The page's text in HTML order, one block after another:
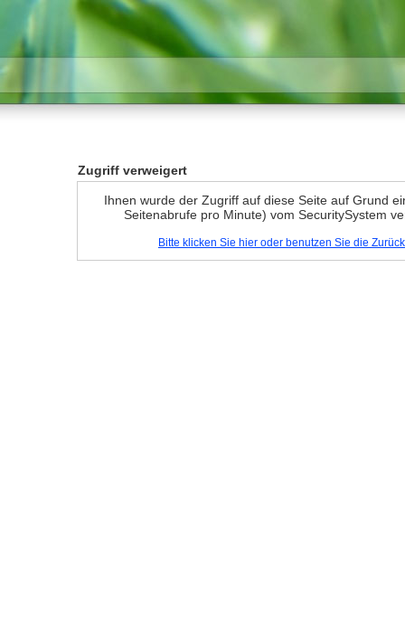
Zugriff verweigert
Ihnen wurde der Zugriff auf diese Seite auf Grund
Seitenabrufe pro Minute) vom SecuritySystem
Bitte klicken Sie hier oder benutzen Sie die